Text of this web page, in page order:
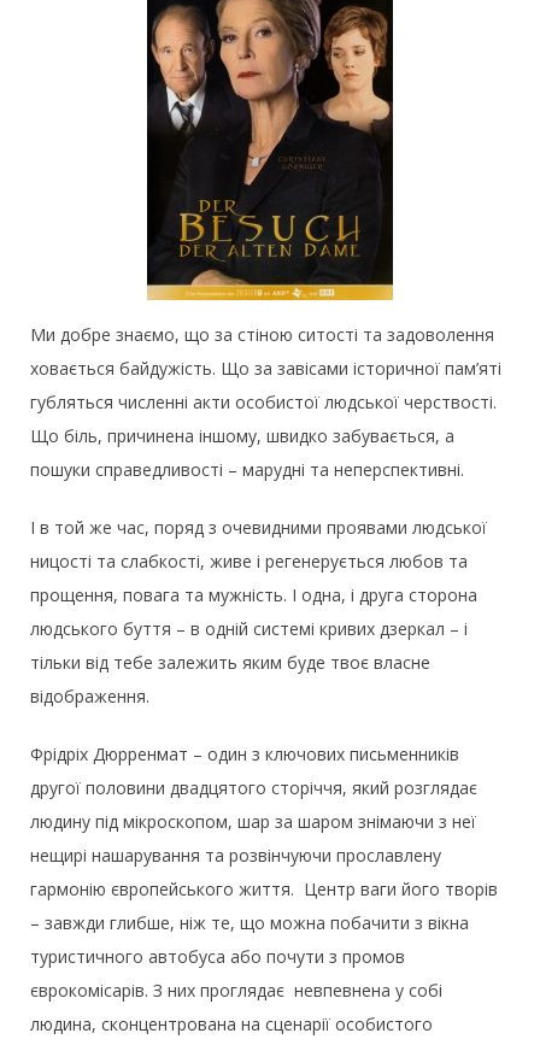
Ми добре знаємо, що за стіною ситості та задоволення
ховається байдужість. Що за завісами історичної пам’яті
губляться численні акти особистої людської черствості.
Що біль, причинена іншому, швидко забувається, а
пошуки справедливості – марудні та неперспективні.
І в той же час, поряд з очевидними проявами людської
ницості та слабкості, живе і регенерується любов та
прощення, повага та мужність. І одна, і друга сторона
людського буття – в одній системі кривих дзеркал – і
тільки від тебе залежить яким буде твоє власне
відображення.
Фрідріх Дюрренмат – один з ключових письменників
другої половини двадцятого сторіччя, який розглядає
людину під мікроскопом, шар за шаром знімаючи з неї
нещирі нашарування та розвінчуючи прославлену
гармонію європейського життя. Центр ваги його творів
– завжди глибше, ніж те, що можна побачити з вікна
туристичного автобуса або почути з промов
єврокомісарів. З них проглядає невпевнена у собі
людина, сконцентрована на сценарії особистого